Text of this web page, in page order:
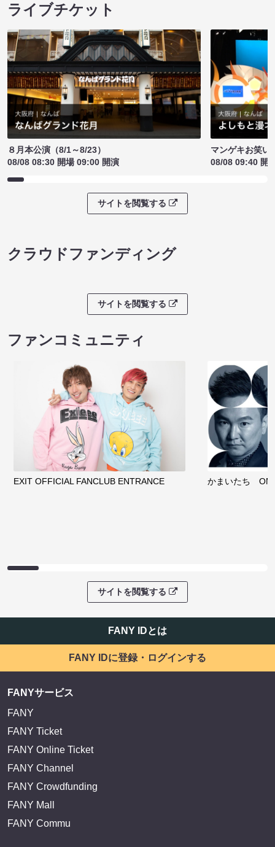
ライブチケット
８月本公演（8/1～8/23）
08/08 08:30 開場 09:00 開演
マンゲキお笑い
08/08 09:40 開
サイトを閲覧する
クラウドファンディング
サイトを閲覧する
ファンコミュニティ
EXIT OFFICIAL FANCLUB ENTRANCE かまいたち
サイトを閲覧する
FANY IDとは
FANY IDに登録・ログインする
FANYサービス
FANY
FANY Ticket
FANY Online Ticket
FANY Channel
FANY Crowdfunding
FANY Mall
FANY Commu